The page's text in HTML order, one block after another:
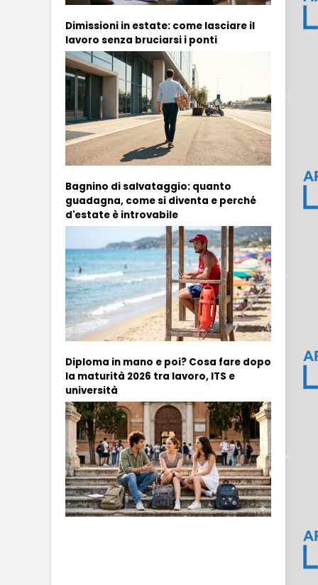
Dimissioni in estate: come lasciare il
lavoro senza bruciarsi i ponti
Bagnino di salvataggio: quanto
guadagna, come si diventa e perché
d'estate è introvabile
Diploma in mano e poi? Cosa fare dopo
la maturità 2026 tra lavoro, ITS e
università